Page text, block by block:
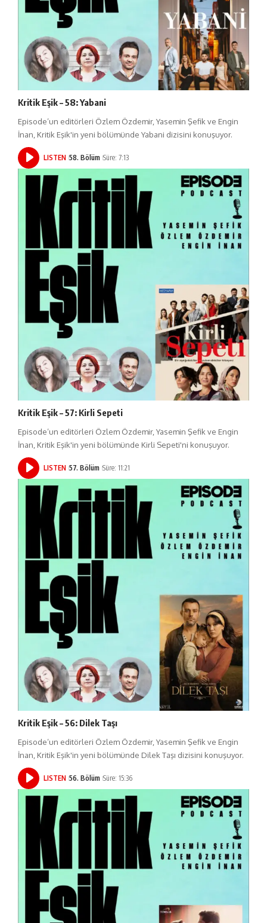
Kritik Eşik – 58: Yabani
Episode’un editörleri Özlem Özdemir, Yasemin Şefik ve Engin
İnan, Kritik Eşik'in yeni bölümünde Yabani dizisini konuşuyor.
LISTEN 58. Bölüm Süre: 7:13
Kritik Eşik – 57: Kirli Sepeti
Episode’un editörleri Özlem Özdemir, Yasemin Şefik ve Engin
İnan, Kritik Eşik'in yeni bölümünde Kirli Sepeti'ni konuşuyor.
LISTEN 57. Bölüm Süre: 11:21
Kritik Eşik – 56: Dilek Taşı
Episode’un editörleri Özlem Özdemir, Yasemin Şefik ve Engin
İnan, Kritik Eşik'in yeni bölümünde Dilek Taşı dizisini konuşuyor.
LISTEN 56. Bölüm Süre: 15:36